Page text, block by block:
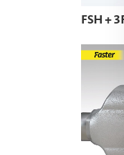
FSH +